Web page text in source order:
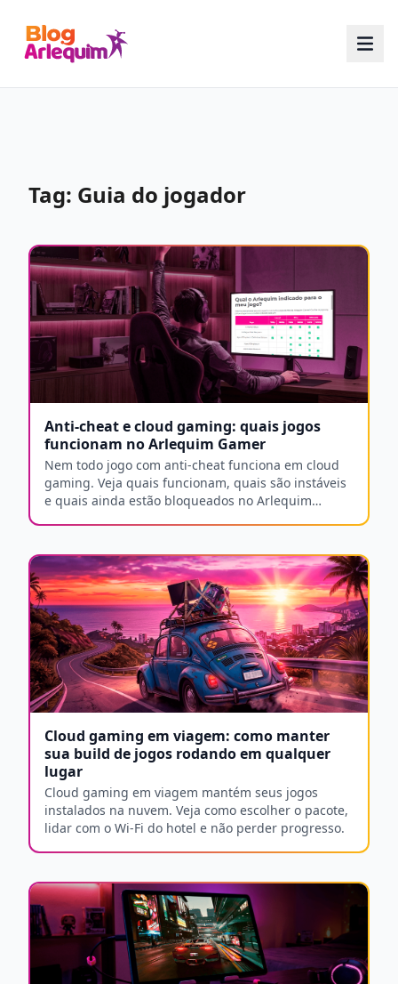
Tag: Guia do jogador
Anti-cheat e cloud gaming: quais jogos
funcionam no Arlequim Gamer
Nem todo jogo com anti-cheat funciona em cloud
gaming. Veja quais funcionam, quais são instáveis
e quais ainda estão bloqueados no Arlequim
Cloud gaming em viagem: como manter
sua build de jogos rodando em qualquer
lugar
Cloud gaming em viagem mantém seus jogos
instalados na nuvem. Veja como escolher o pacote,
lidar com o Wi-Fi do hotel e não perder progresso.